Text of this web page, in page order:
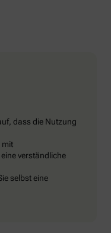
dass die Nutzung
mit
verständliche
selbst eine